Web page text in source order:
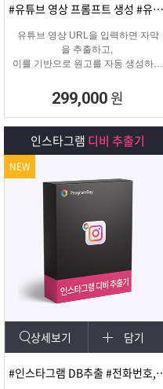
#유튜브 영상 프롬프트 생성 #유튜브 영상제작
유튜브 영상 URL을 입력하면 자막
을 추출하고,
이를 기반으로 원고를 자동 생성하는
프로그램입니다.
299,000 원
인스타그램 디비 추출기
상세보기 담기
#인스타그램 DB
NEW